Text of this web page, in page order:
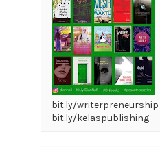
bit.ly/
bit.ly/kelaspublishing